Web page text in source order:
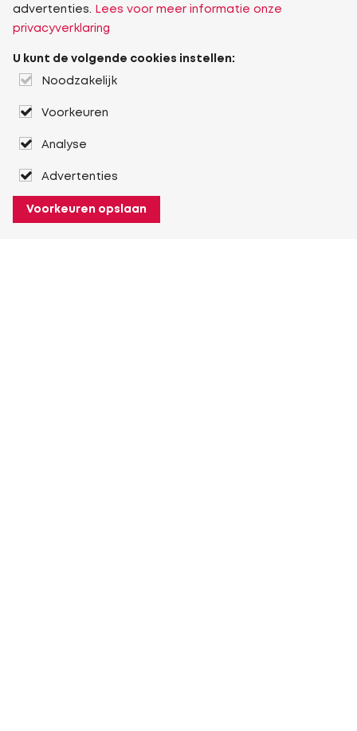
advertenties.
Lees voor meer informatie onze
privacyverklaring
U kunt de volgende cookies instellen:
Noodzakelijk
Voorkeuren
Analyse
Advertenties
Voorkeuren opslaan